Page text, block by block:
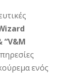
“V&M
ενός